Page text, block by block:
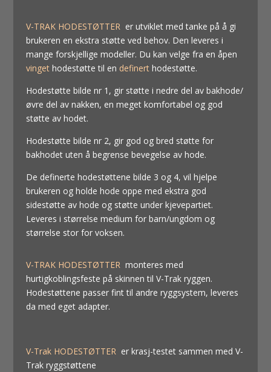
V-TRAK HODESTØTTER er utviklet med tanke på å gi
brukeren en ekstra støtte ved behov. Den leveres i
mange forskjellige modeller. Du kan velge fra en åpen
vingethodestøtte til en definerthodestøtte.
Hodestøtte bilde nr 1, gir støtte i nedre del av bakhode/
øvre del av nakken, en meget komfortabel og god
støtte av hodet.
Hodestøtte bilde nr 2, gir god og bred støtte for
bakhodet uten å begrense bevegelse av hode.
De definerte hodestøttene bilde 3 og 4, vil hjelpe
brukeren og holde hode oppe med ekstra god
sidestøtte av hode og støtte under kjevepartiet.
Leveres i størrelse medium for barn/ungdom og
størrelse stor for voksen.
V-TRAK HODESTØTTERmonteres med
hurtigkoblingsfeste på skinnen til V-Trak ryggen.
Hodestøttene passer fint til andre ryggsystem, leveres
da med eget adapter.
V-Trak HODESTØTTER er krasj-testet sammen med V-
Trak ryggstøttene